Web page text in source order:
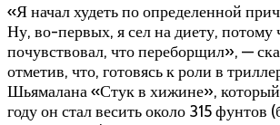
«Я начал худеть по определенной
Ну, во-первых, я сел на диету, потому
почувствовал, что переборщил», —
отметив, что, готовясь к роли в
Шьямалана «Стук в хижине»,
году он стал весить около 315 фунтов